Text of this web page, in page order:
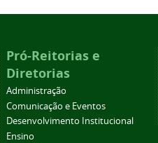
Pró-Reitorias e
Diretorias
Administração
Comunicação e Eventos
Desenvolvimento Institucional
Ensino